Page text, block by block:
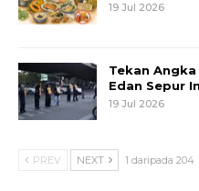
19 Jul 2026
Tekan
Edan Sepur
19 Jul 2026
PREV NEXT 1 daripada 204